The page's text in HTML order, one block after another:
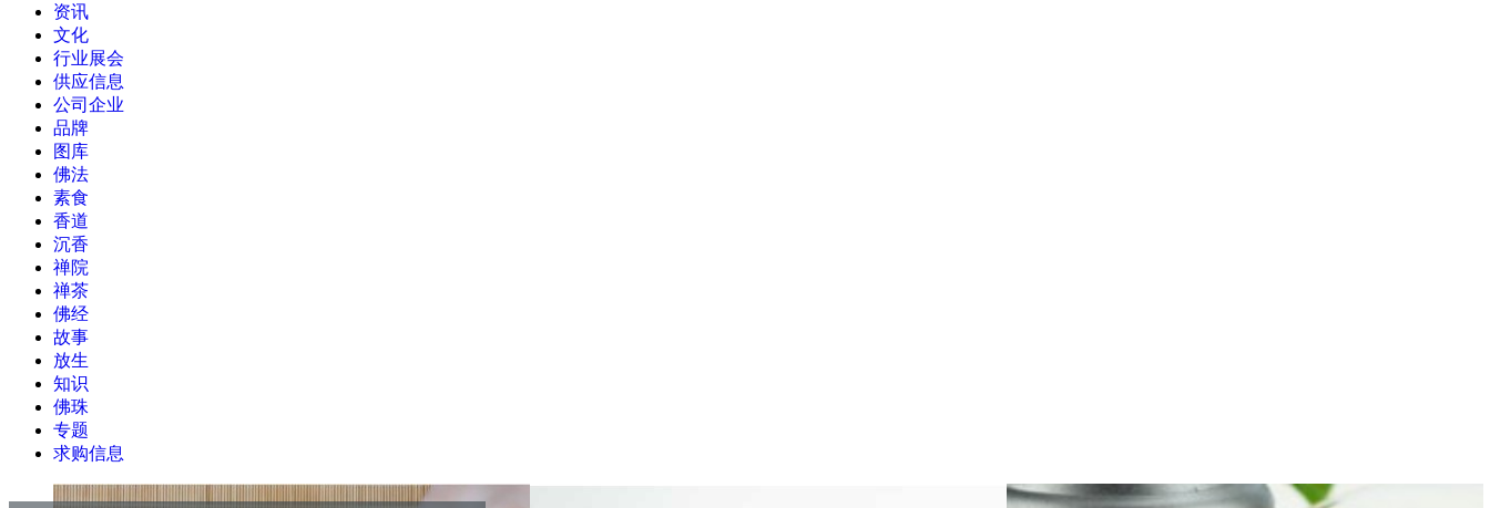
资讯
文化
行业展会
供应信息
公司企业
品牌
图库
佛法
素食
香道
沉香
禅院
禅茶
佛经
故事
放生
知识
佛珠
专题
求购信息